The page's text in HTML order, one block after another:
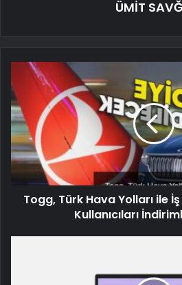
ÜMİT
Togg, Türk Hava Yolları ile
Kullanıcıları